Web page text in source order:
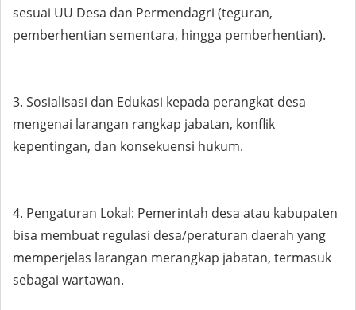
sesuai UU Desa dan Permendagri (teguran,
pemberhentian sementara, hingga pemberhentian).
3. Sosialisasi dan Edukasi kepada perangkat desa
mengenai larangan rangkap jabatan, konflik
kepentingan, dan konsekuensi hukum.
4. Pengaturan Lokal: Pemerintah desa atau kabupaten
bisa membuat regulasi desa/peraturan daerah yang
memperjelas larangan merangkap jabatan, termasuk
sebagai wartawan.